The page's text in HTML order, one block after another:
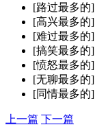
[路过最多的]
[高兴最多的]
[难过最多的]
[搞笑最多的]
[愤怒最多的]
[无聊最多的]
[同情最多的]
上一篇 下一篇